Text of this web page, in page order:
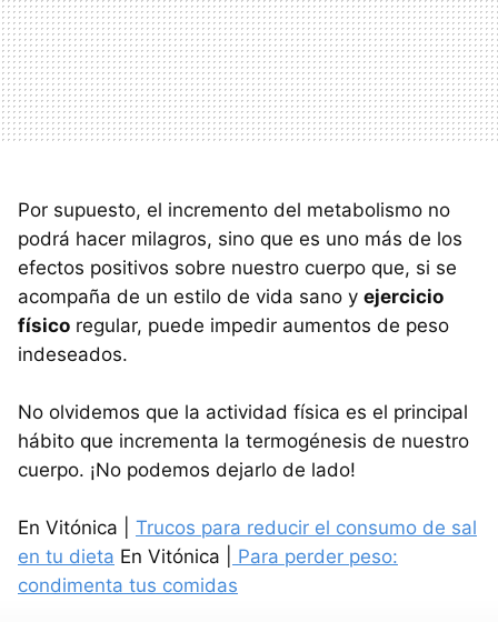
Por supuesto, el incremento del metabolismo no
podrá hacer milagros, sino que es uno más de los
efectos positivos sobre nuestro cuerpo que, si se
acompaña de un estilo de vida sano y ejercicio
físico regular, puede impedir aumentos de peso
indeseados.
No olvidemos que la actividad física es el principal
hábito que incrementa la termogénesis de nuestro
cuerpo. ¡No podemos dejarlo de lado!
En Vitónica | Trucos para reducir el consumo de sal
en tu dieta En Vitónica |
Para perder peso:
condimenta tus comidas